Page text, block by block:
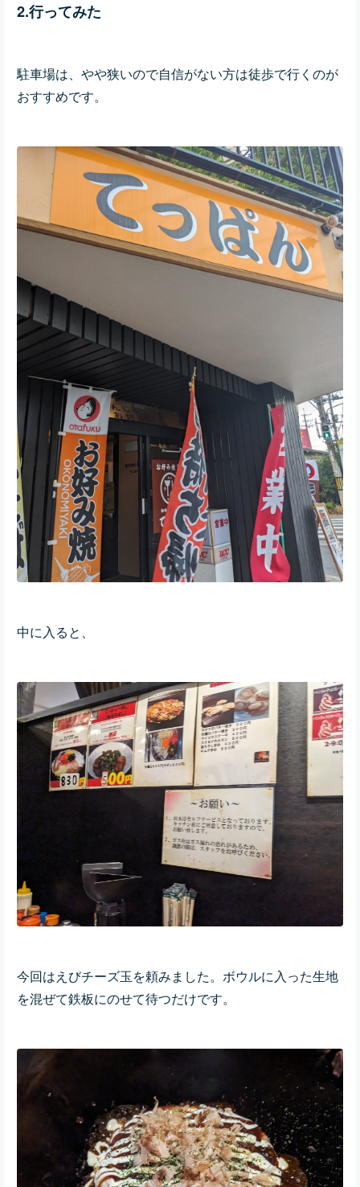
2.行ってみた
駐車場は、やや狭いので自信がない方は徒歩で行くのが
おすすめです。
中に入ると、
今回はえびチーズ玉を頼みました。ボウルに入った生地
を混ぜて鉄板にのせて待つだけです。